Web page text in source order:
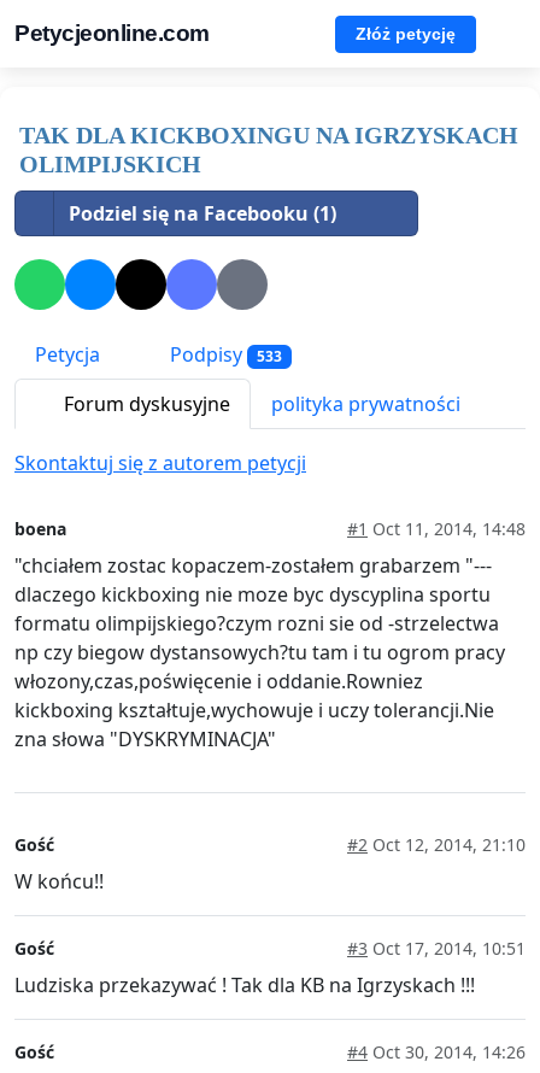
Petycjeonline.com Złóż petycję
TAK DLA KICKBOXINGU NA IGRZYSKACH
OLIMPIJSKICH
Podziel się na Facebooku (1)
Petycja Podpisy 533
Forum dyskusyjne polityka prywatności
Skontaktuj się z autorem petycji
boena #1 Oct 11, 2014, 14:48
"chciałem zostac kopaczem-zostałem grabarzem "---
dlaczego kickboxing nie moze byc dyscyplina sportu
formatu olimpijskiego?czym rozni sie od -strzelectwa
np czy biegow dystansowych?tu tam i tu ogrom pracy
włozony,czas,poświęcenie i oddanie.Rowniez
kickboxing kształtuje,wychowuje i uczy tolerancji.Nie
zna słowa "DYSKRYMINACJA"
Gość #2 Oct 12, 2014, 21:10
W końcu!!
Gość #3 Oct 17, 2014, 10:51
Ludziska przekazywać ! Tak dla KB na Igrzyskach !!!
Gość #4 Oct 30, 2014, 14:26